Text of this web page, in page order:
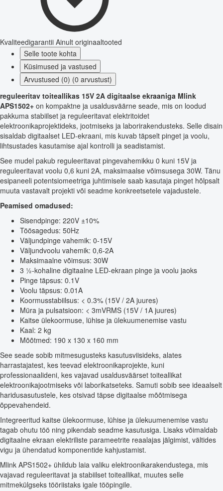
Kvaliteedigarantii Ainult originaaltooted
Selle toote kohta
Küsimused ja vastused
Arvustused (0) (0 arvustust)
reguleeritav toiteallikas 15V 2A digitaalse ekraaniga Mlink
APS1502+ on kompaktne ja usaldusväärne seade, mis on loodud
pakkuma stabiilset ja reguleeritavat elektritoidet
elektroonikaprojektideks, jootmiseks ja laborirakendusteks. Selle disain
sisaldab digitaalset LED-ekraani, mis kuvab täpselt pinget ja voolu,
lihtsustades kasutamise ajal kontrolli ja seadistamist.
See mudel pakub reguleeritavat pingevahemikku 0 kuni 15V ja
reguleeritavat voolu 0,6 kuni 2A, maksimaalse võimsusega 30W. Tänu
esipaneeli potentsiomeetriga juhtimisele saab kasutaja pinget hõlpsalt
muuta vastavalt projekti või seadme konkreetsetele vajadustele.
Peamised omadused:
Sisendpinge: 220V ±10%
Töösagedus: 50Hz
Väljundpinge vahemik: 0-15V
Väljundvoolu vahemik: 0,6-2A
Maksimaalne võimsus: 30W
3 ½-kohaline digitaalne LED-ekraan pinge ja voolu jaoks
Pinge täpsus: 0.1V
Voolu täpsus: 0.01A
Koormusstabiilsus: < 0.3% (15V / 2A juures)
Müra ja pulsatsioon: < 3mVRMS (15V / 1A juures)
Kaitse ülekoormuse, lühise ja ülekuumenemise vastu
Kaal: 2 kg
Mõõtmed: 190 x 130 x 160 mm
See seade sobib mitmesugusteks kasutusviisideks, alates
harrastajatest, kes teevad elektroonikaprojekte, kuni
professionaalideni, kes vajavad usaldusväärset toiteallikat
elektroonikajootmiseks või laborikatseteks. Samuti sobib see ideaalselt
haridusasutustele, kes otsivad täpse digitaalse mõõtmisega
õppevahendeid.
Integreeritud kaitse ülekoormuse, lühise ja ülekuumenemise vastu
tagab ohutu töö ning pikendab seadme kasutusiga. Lisaks võimaldab
digitaalne ekraan elektriliste parameetrite reaalajas jälgimist, vältides
vigu ja ühendatud komponentide kahjustamist.
Mlink APS1502+ ühildub laia valiku elektroonikarakendustega, mis
vajavad reguleeritavat ja stabiilset toiteallikat, muutes selle
mitmekülgseks tööriistaks igale tööpingile.